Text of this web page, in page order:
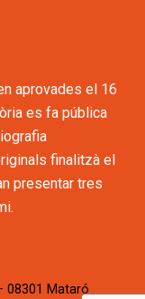
aprovades el 16
es fa pública
finalitzà el
presentar tres
08301 Mataró